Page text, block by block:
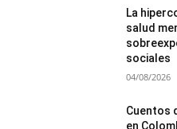
La
salud
sociales
04/08/2026
Cuentos
en